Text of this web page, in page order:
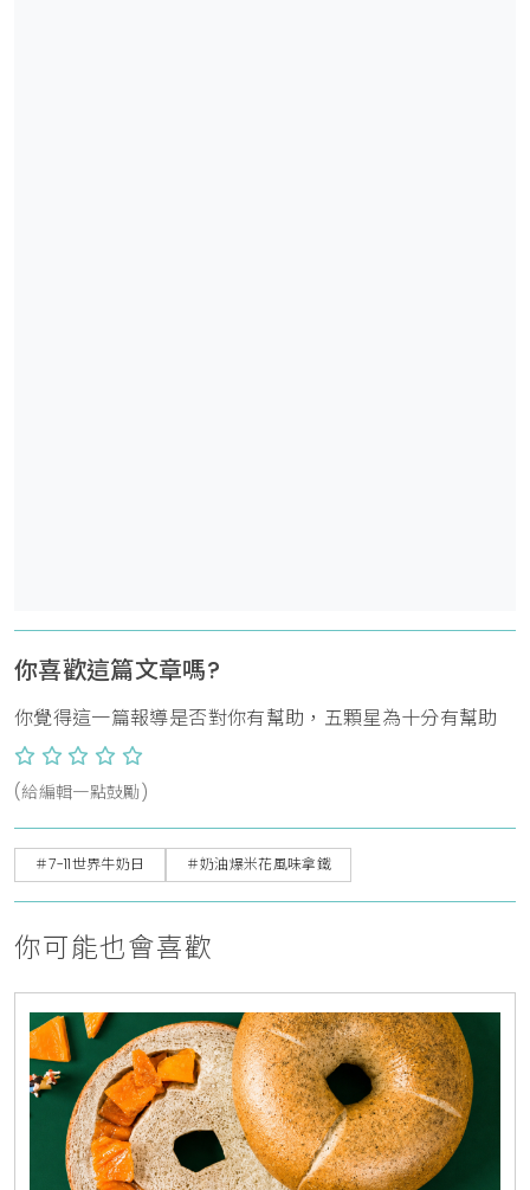
你喜歡這篇文章嗎?
你覺得這一篇報導是否對你有幫助，五顆星為十分有幫助
(給編輯一點鼓勵)
＃7-11世界牛奶日 ＃奶油爆米花風味拿鐵
你可能也會喜歡